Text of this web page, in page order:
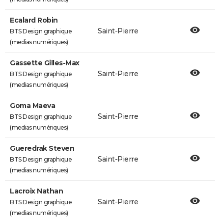
Ecalard Robin
BTS Design graphique
(medias numériques)
Saint-Pierre
Gassette Gilles-Max
BTS Design graphique
(medias numériques)
Saint-Pierre
Goma Maeva
BTS Design graphique
(medias numériques)
Saint-Pierre
Gueredrak Steven
BTS Design graphique
(medias numériques)
Saint-Pierre
Lacroix Nathan
BTS Design graphique
(medias numériques)
Saint-Pierre